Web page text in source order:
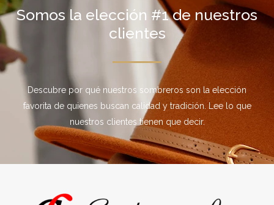
Somos la elección #1 de nuestros
clientes
Descubre por qué nuestros sombreros son la elección
favorita de quienes buscan calidad y tradición. Lee lo que
nuestros clientes tienen que decir.